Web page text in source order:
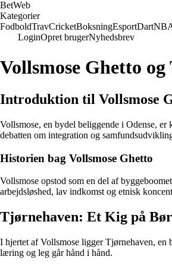
BetWeb
Kategorier
FodboldTravCricketBoksningEsportDart
LoginOpret brugerNyhedsbrev
Vollsmose Ghetto
Introduktion til Vollsmose
Vollsmose, en bydel beliggende i Odense,
debatten om integration og
Historien bag Vollsmose Ghetto
Vollsmose opstod som en del af
arbejdsløshed, lav indkomst og etnisk
Tjørnehaven: Et Kig på
I hjertet af Vollsmose ligger Tjørnehaven,
læring og leg går hånd i hånd.